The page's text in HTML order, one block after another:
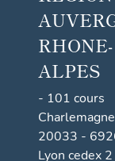
RHONE-
ALPES
- 101 cours
20033 -
Lyon cedex 2